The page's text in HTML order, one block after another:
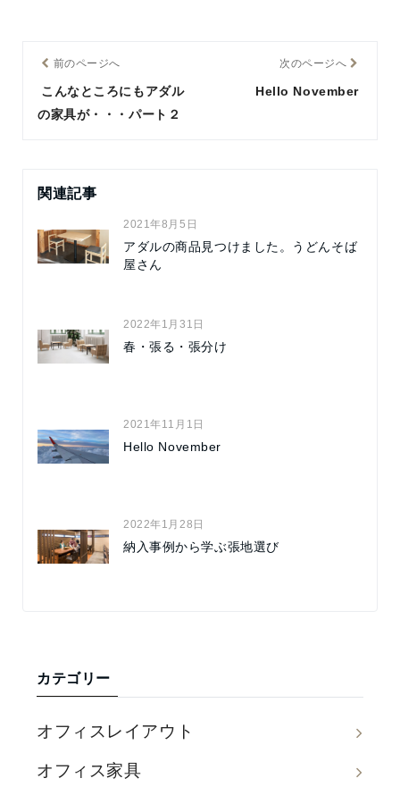
前のページへ
こんなところにもアダル
の家具が・・・パート２
次のページへ
Hello November
関連記事
2021年8月5日
アダルの商品見つけました。うどんそば
屋さん
2022年1月31日
春・張る・張分け
2021年11月1日
Hello November
2022年1月28日
納入事例から学ぶ張地選び
カテゴリー
オフィスレイアウト
オフィス家具